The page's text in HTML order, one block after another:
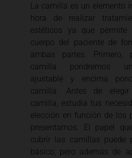
La camilla es un elemento
hora de realizar
estéticos ya que permite
cuerpo del paciente de
ambas partes. Primero,
camilla pondremos
ajustable y encima
camilla. Antes de elegir
camilla, estudia tus
elección en función de los
presentamos. El papel
cubrir las camillas puede
básico, pero además de